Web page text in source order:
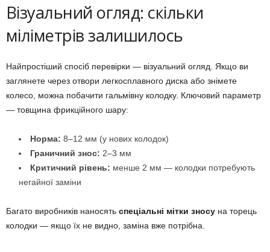
Візуальний огляд: скільки
міліметрів залишилось
Найпростіший спосіб перевірки — візуальний огляд. Якщо ви
заглянете через отвори легкосплавного диска або знімете
колесо, можна побачити гальмівну колодку. Ключовий параметр
— товщина фрикційного шару:
Норма: 8–12 мм (у нових колодок)
Граничний знос: 2–3 мм
Критичний рівень: менше 2 мм — колодки потребують
негайної заміни
Багато виробників наносять спеціальні мітки зносу на торець
колодки — якщо їх не видно, заміна вже потрібна.